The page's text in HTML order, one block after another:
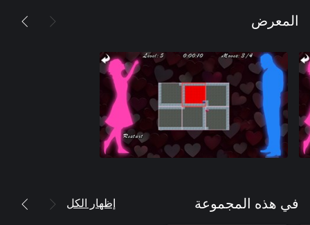
المعرض
في هذه المجموعة إظهار الكل